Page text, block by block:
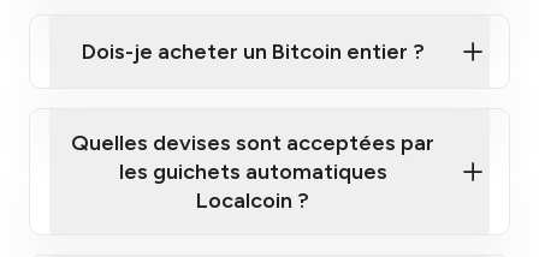
automatiques
guichet automatique Localcoin le plus
Dois-je acheter un Bitcoin entier ?
Quelles devises sont acceptées par
les guichets automatiques
Localcoin ?